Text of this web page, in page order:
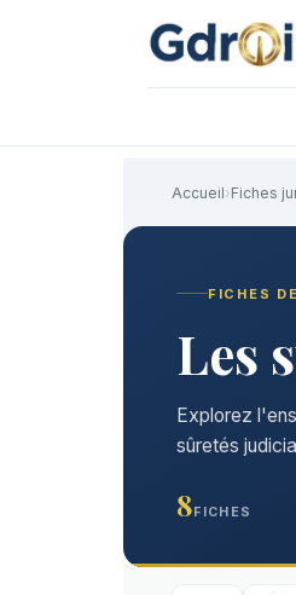
Accueil›Fiches
FICHES
Les
Explorez
sûretés
8FICHES